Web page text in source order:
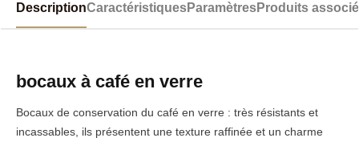
DescriptionCaractéristiquesParamètresProduits
bocaux à café en verre
Bocaux de conservation du café en verre : très résistants et
incassables, ils présentent une texture raffinée et un charme